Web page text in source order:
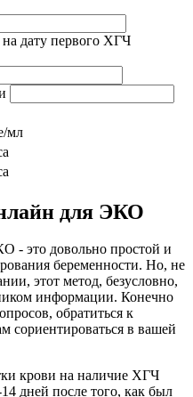
дату первого ХГЧ
мл
для ЭКО
- это довольно простой и
беременности. Но, не
этот метод, безусловно,
информации. Конечно
обратиться к
сориентироваться в вашей
крови на наличие ХГЧ
дней после того, как был